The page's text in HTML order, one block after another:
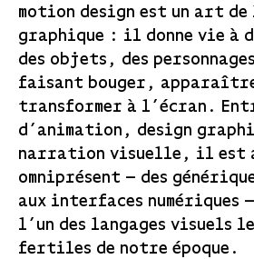
motion design est un art
graphique : il donne vie à
des objets, des
faisant bouger,
transformer à l’écran.
d’animation, design
narration visuelle, il est
omniprésent — des
aux interfaces numériques
l’un des langages visuels
fertiles de notre époque.